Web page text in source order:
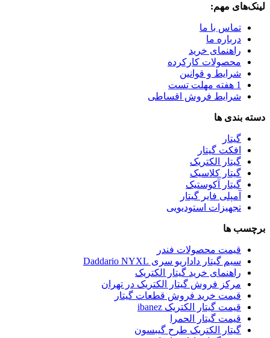
لینک‌های مهم:
تماس با ما
درباره ما
راهنمای خرید
محصولات کارکرده
شرایط و قوانین
1 هفته مهلت تست
شرایط فروش اقساطی
دسته بندی ها
گیتار
افکت گیتار
گیتار الکتریک
گیتار کلاسیک
گیتار آکوستیک
آمپلی فایر گیتار
تجهیزات استودیویی
برچسب ها
قیمت محصولات فندر
سیم گیتار داداریو سری Daddario NYXL
راهنمای خرید گیتار الکتریک
مرکز فروش گیتار الکتریک در تهران
قیمت خرید فروش قطعات گیتار
قیمت گیتار الکتریک ibanez
قیمت گیتار الحمرا
گیتار الکتریک طرح گیبسون